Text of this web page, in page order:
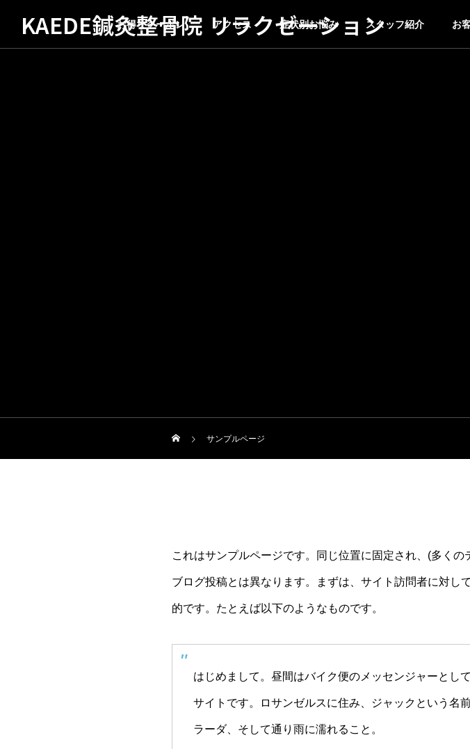
KAEDE鍼灸整骨院 リラクゼーション
お得なクーポン アクセス 症状別お悩み スタッフ紹介 お
サンプルページ
これはサンプルページです。同じ位置に固定され、(多く
ブログ投稿とは異なります。まずは、サイト訪問者に対
的です。たとえば以下のようなものです。
はじめまして。昼間はバイク便のメッセンジャーとし
サイトです。ロサンゼルスに住み、ジャックという名
ラーダ、そして通り雨に濡れること。